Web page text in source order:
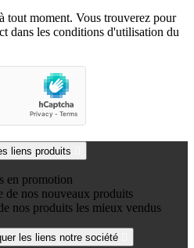
tout moment. Vous trouverez pour
dans les conditions d'utilisation du
liens produits
en promotion
de nos nouveaux produits
nos produits les mieux vendus
les liens notre société